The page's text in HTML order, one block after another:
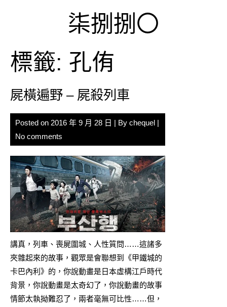
柒捌捌〇
標籤: 孔侑
屍橫遍野 – 屍殺列車
Posted on 2016 年 9 月 28 日 | By chequel |
No comments
講真，列車、喪屍圍城、人性質問……這諸多
夾雜起來的故事，觀眾是會聯想到《甲鐵城的
卡巴內利 》的，你說動畫是日本虛構江戶時代
背景，你說動畫是太奇幻了，你說動畫的故事
情節太執拗難忍了，兩者毫無可比性……但，